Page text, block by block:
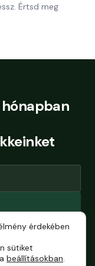
Értsd meg
érdekében
sütiket
beállításokban.